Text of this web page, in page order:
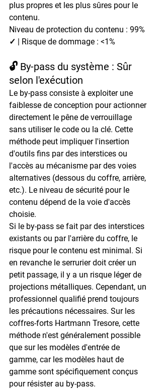
plus propres et les plus sûres pour le
contenu.
Niveau de protection du contenu : 99%
✓ | Risque de dommage : <1%
🔓 By-pass du système : Sûr
selon l'exécution
Le by-pass consiste à exploiter une
faiblesse de conception pour actionner
directement le pêne de verrouillage
sans utiliser le code ou la clé. Cette
méthode peut impliquer l'insertion
d'outils fins par des interstices ou
l'accès au mécanisme par des voies
alternatives (dessous du coffre, arrière,
etc.). Le niveau de sécurité pour le
contenu dépend de la voie d'accès
choisie.
Si le by-pass se fait par des interstices
existants ou par l'arrière du coffre, le
risque pour le contenu est minimal. Si
en revanche le serrurier doit créer un
petit passage, il y a un risque léger de
projections métalliques. Cependant, un
professionnel qualifié prend toujours
les précautions nécessaires. Sur les
coffres-forts Hartmann Tresore, cette
méthode n'est généralement possible
que sur les modèles d'entrée de
gamme, car les modèles haut de
gamme sont spécifiquement conçus
pour résister au by-pass.